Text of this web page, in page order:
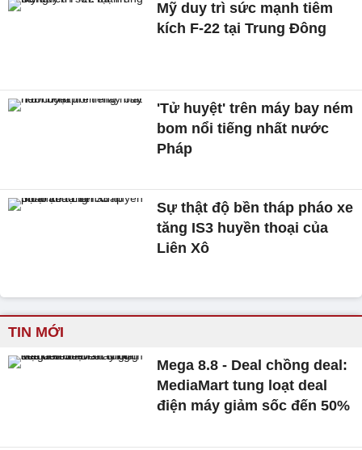
Mỹ duy trì sức mạnh tiêm
kích F-22 tại Trung Đông
'Tử huyệt' trên máy bay ném
bom nổi tiếng nhất nước
Pháp
Sự thật độ bền tháp pháo xe
tăng IS3 huyền thoại của
Liên Xô
TIN MỚI
Mega 8.8 - Deal chồng deal:
MediaMart tung loạt deal
điện máy giảm sốc đến 50%